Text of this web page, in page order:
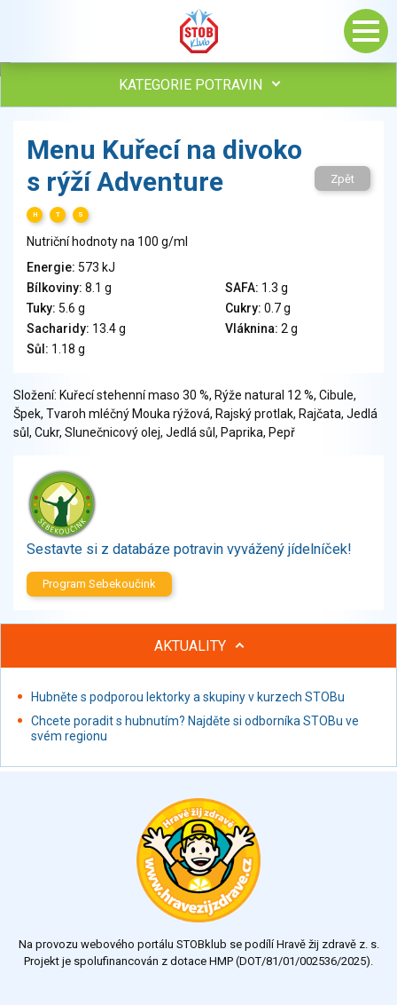
KATEGORIE POTRAVIN
Vejce
Mléko
Mléčné výrobky
Sýry
Veganské a vegetariánské výrobky
Tuky
Obiloviny, mouka, cereální výrobky
Chléb, pečivo, křehké chleby, pufované výrobky
Přílohy
Zelenina
Brambory, luštěniny, houby
Zmrzliny
Ochucovadla, přísady, sladidla
Sušené směsi
Polotovary, hotové pokrmy
Proteinové výrobky, doplňky stravy
Nápoje nealkoholické
Restaurace, jídelny, hotová jídla
Menu Kuřecí na divoko
s rýží Adventure
H T S
Zpět
Nutriční hodnoty na 100 g/ml
Energie: 573 kJ
Bílkoviny: 8.1 g SAFA: 1.3 g
Tuky: 5.6 g Cukry: 0.7 g
Sacharidy: 13.4 g Vláknina: 2 g
Sůl: 1.18 g
Složení: Kuřecí stehenní maso 30 %, Rýže natural 12 %, Cibule,
Špek, Tvaroh mléčný Mouka rýžová, Rajský protlak, Rajčata, Jedlá
sůl, Cukr, Slunečnicový olej, Jedlá sůl, Paprika, Pepř
Sestavte si z databáze potravin vyvážený jídelníček!
Program Sebekoučink
AKTUALITY
Hubněte s podporou lektorky a skupiny v kurzech STOBu
Chcete poradit s hubnutím? Najděte si odborníka STOBu ve
svém regionu
Na provozu webového portálu STOBklub se podílí Hravě žij zdravě z. s.
Projekt je spolufinancován z dotace HMP (DOT/81/01/002536/2025).